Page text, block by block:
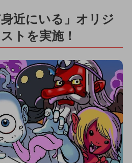
近にいる」オリジ
トを実施！